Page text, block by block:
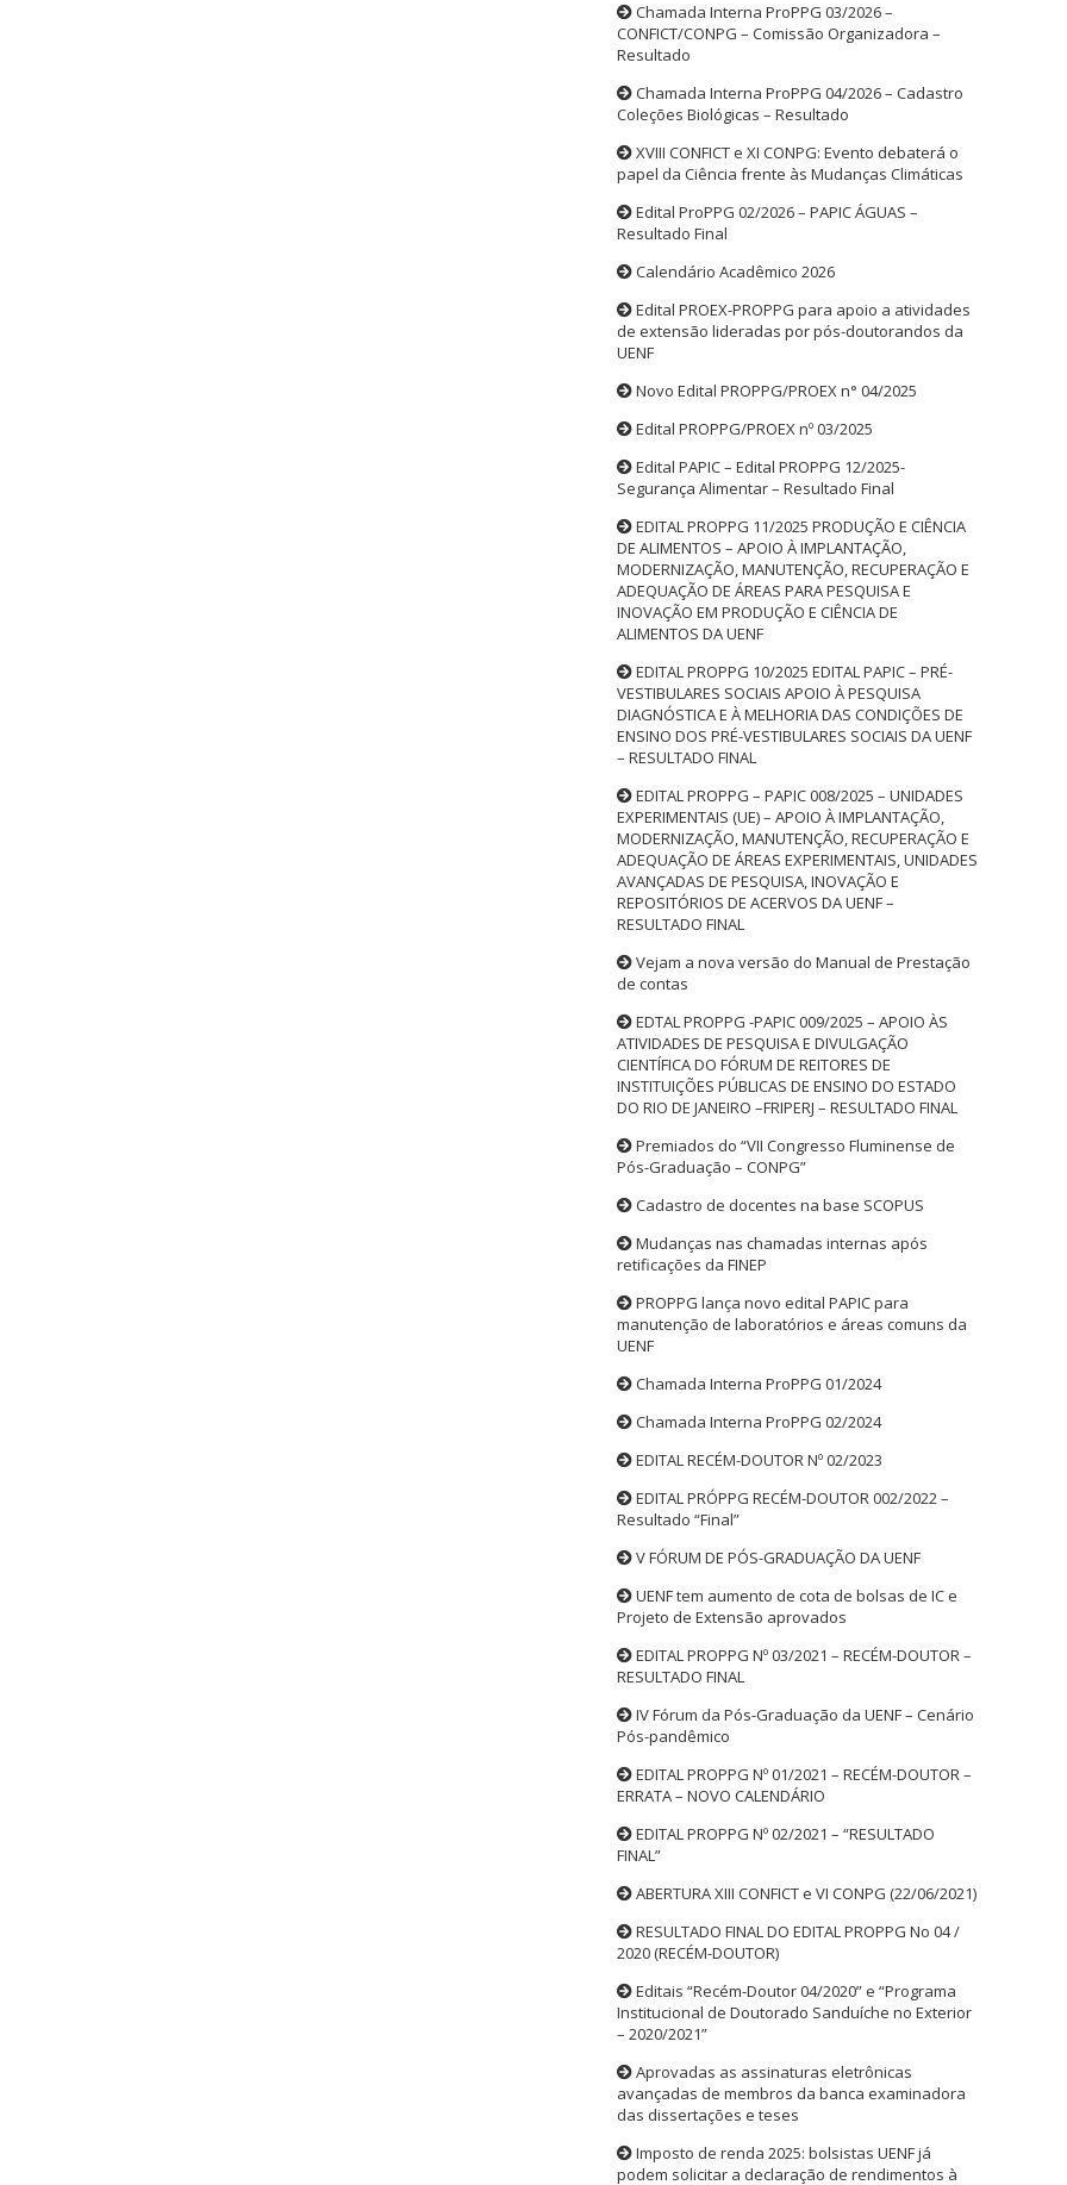
Chamada Interna ProPPG 03/2026 –
CONFICT/CONPG – Comissão Organizadora –
Resultado
Chamada Interna ProPPG 04/2026 – Cadastro
Coleções Biológicas – Resultado
XVIII CONFICT e XI CONPG: Evento debaterá o
papel da Ciência frente às Mudanças Climáticas
Edital ProPPG 02/2026 – PAPIC ÁGUAS –
Resultado Final
Calendário Acadêmico 2026
Edital PROEX-PROPPG para apoio a atividades
de extensão lideradas por pós-doutorandos da
UENF
Novo Edital PROPPG/PROEX n° 04/2025
Edital PROPPG/PROEX nº 03/2025
Edital PAPIC – Edital PROPPG 12/2025-
Segurança Alimentar – Resultado Final
EDITAL PROPPG 11/2025 PRODUÇÃO E CIÊNCIA
DE ALIMENTOS – APOIO À IMPLANTAÇÃO,
MODERNIZAÇÃO, MANUTENÇÃO, RECUPERAÇÃO E
ADEQUAÇÃO DE ÁREAS PARA PESQUISA E
INOVAÇÃO EM PRODUÇÃO E CIÊNCIA DE
ALIMENTOS DA UENF
EDITAL PROPPG 10/2025 EDITAL PAPIC – PRÉ-
VESTIBULARES SOCIAIS APOIO À PESQUISA
DIAGNÓSTICA E À MELHORIA DAS CONDIÇÕES DE
ENSINO DOS PRÉ-VESTIBULARES SOCIAIS DA UENF
– RESULTADO FINAL
EDITAL PROPPG – PAPIC 008/2025 – UNIDADES
EXPERIMENTAIS (UE) – APOIO À IMPLANTAÇÃO,
MODERNIZAÇÃO, MANUTENÇÃO, RECUPERAÇÃO E
ADEQUAÇÃO DE ÁREAS EXPERIMENTAIS, UNIDADES
AVANÇADAS DE PESQUISA, INOVAÇÃO E
REPOSITÓRIOS DE ACERVOS DA UENF –
RESULTADO FINAL
Vejam a nova versão do Manual de Prestação
de contas
EDTAL PROPPG -PAPIC 009/2025 – APOIO ÀS
ATIVIDADES DE PESQUISA E DIVULGAÇÃO
CIENTÍFICA DO FÓRUM DE REITORES DE
INSTITUIÇÕES PÚBLICAS DE ENSINO DO ESTADO
DO RIO DE JANEIRO –FRIPERJ – RESULTADO FINAL
Premiados do “VII Congresso Fluminense de
Pós-Graduação – CONPG”
Cadastro de docentes na base SCOPUS
Mudanças nas chamadas internas após
retificações da FINEP
PROPPG lança novo edital PAPIC para
manutenção de laboratórios e áreas comuns da
UENF
Chamada Interna ProPPG 01/2024
Chamada Interna ProPPG 02/2024
EDITAL RECÉM-DOUTOR Nº 02/2023
EDITAL PRÓPPG RECÉM-DOUTOR 002/2022 –
Resultado “Final”
V FÓRUM DE PÓS-GRADUAÇÃO DA UENF
UENF tem aumento de cota de bolsas de IC e
Projeto de Extensão aprovados
EDITAL PROPPG Nº 03/2021 – RECÉM-DOUTOR –
RESULTADO FINAL
IV Fórum da Pós-Graduação da UENF – Cenário
Pós-pandêmico
EDITAL PROPPG Nº 01/2021 – RECÉM-DOUTOR –
ERRATA – NOVO CALENDÁRIO
EDITAL PROPPG Nº 02/2021 – “RESULTADO
FINAL”
ABERTURA XIII CONFICT e VI CONPG (22/06/2021)
RESULTADO FINAL DO EDITAL PROPPG No 04 /
2020 (RECÉM-DOUTOR)
Editais “Recém-Doutor 04/2020” e “Programa
Institucional de Doutorado Sanduíche no Exterior
– 2020/2021”
Aprovadas as assinaturas eletrônicas
avançadas de membros da banca examinadora
das dissertações e teses
Imposto de renda 2025: bolsistas UENF já
podem solicitar a declaração de rendimentos à